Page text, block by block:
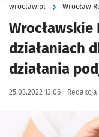
wroclaw.pl Wrocław
Wrocławskie
działaniach
działania
Data publikacji:
25.03.2022 13:06 | Autor:
Kliknij, aby powiększyć